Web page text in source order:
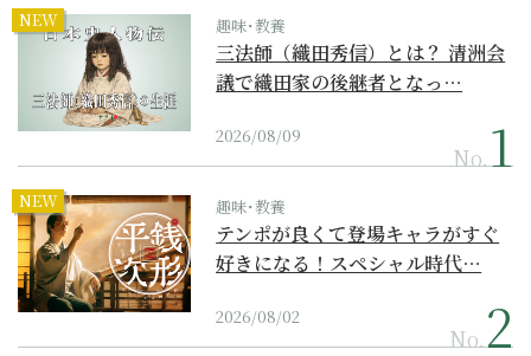
NEW 趣味･教養
三法師（織田秀信）とは？ 清洲会
議で織田家の後継者となっ…
2026/08/09
No.
NEW 趣味･教養
テンポが良くて登場キャラがすぐ
好きになる！スペシャル時代…
2026/08/02
No.